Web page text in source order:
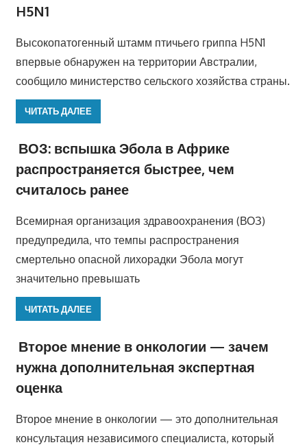
H5N1
Высокопатогенный штамм птичьего гриппа H5N1
впервые обнаружен на территории Австралии,
сообщило министерство сельского хозяйства страны.
ЧИТАТЬ ДАЛЕЕ
ВОЗ: вспышка Эбола в Африке
распространяется быстрее, чем
считалось ранее
Всемирная организация здравоохранения (ВОЗ)
предупредила, что темпы распространения
смертельно опасной лихорадки Эбола могут
значительно превышать
ЧИТАТЬ ДАЛЕЕ
Второе мнение в онкологии — зачем
нужна дополнительная экспертная
оценка
Второе мнение в онкологии — это дополнительная
консультация независимого специалиста, который